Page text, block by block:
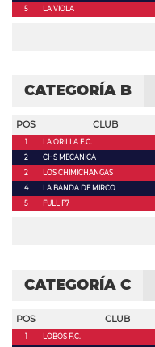
5
LA VIOLA
CATEGORÍA B
POS CLUB
1 LA ORILLA F.C.
2
CHS MECANICA
2
LOS CHIMICHANGAS
4
LA BANDA DE MIRCO
5
FULL F7
CATEGORÍA C
POS CLUB
1 LOBOS F.C.